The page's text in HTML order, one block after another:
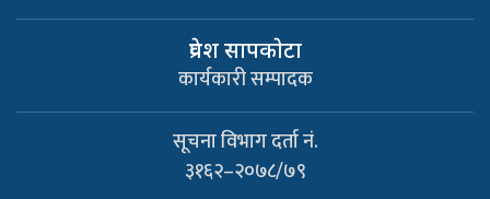
प्रवेश सापकाेटा
कार्यकारी सम्पादक
सूचना विभाग दर्ता नं.
३१६२–२०७८/७९